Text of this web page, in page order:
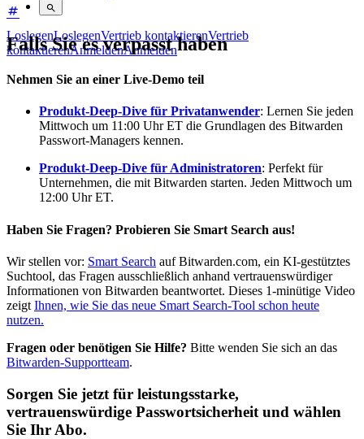
LoslegenLoslegenVertrieb kontaktierenVertrieb
kontaktierenAnmeldenAnmelden
Falls Sie es verpasst haben
Nehmen Sie an einer Live-Demo teil
Produkt-Deep-Dive für Privatanwender: Lernen Sie jeden
Mittwoch um 11:00 Uhr ET die Grundlagen des Bitwarden
Passwort-Managers kennen.
Produkt-Deep-Dive für Administratoren: Perfekt für
Unternehmen, die mit Bitwarden starten. Jeden Mittwoch um
12:00 Uhr ET.
Haben Sie Fragen? Probieren Sie Smart Search aus!
Wir stellen vor: Smart Search auf Bitwarden.com, ein KI-gestütztes
Suchtool, das Fragen ausschließlich anhand vertrauenswürdiger
Informationen von Bitwarden beantwortet. Dieses 1-minütige Video
zeigt Ihnen, wie Sie das neue Smart Search-Tool schon heute
nutzen.
Fragen oder benötigen Sie Hilfe? Bitte wenden Sie sich an das
Bitwarden-Supportteam.
Sorgen Sie jetzt für leistungsstarke,
vertrauenswürdige Passwortsicherheit und wählen
Sie Ihr Abo.